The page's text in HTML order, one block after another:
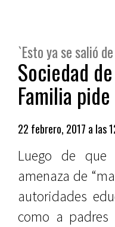
`Esto ya se salió
Sociedad
Familia
22 febrero, 2017 a las
Luego de
amenaza de
autoridades
como a